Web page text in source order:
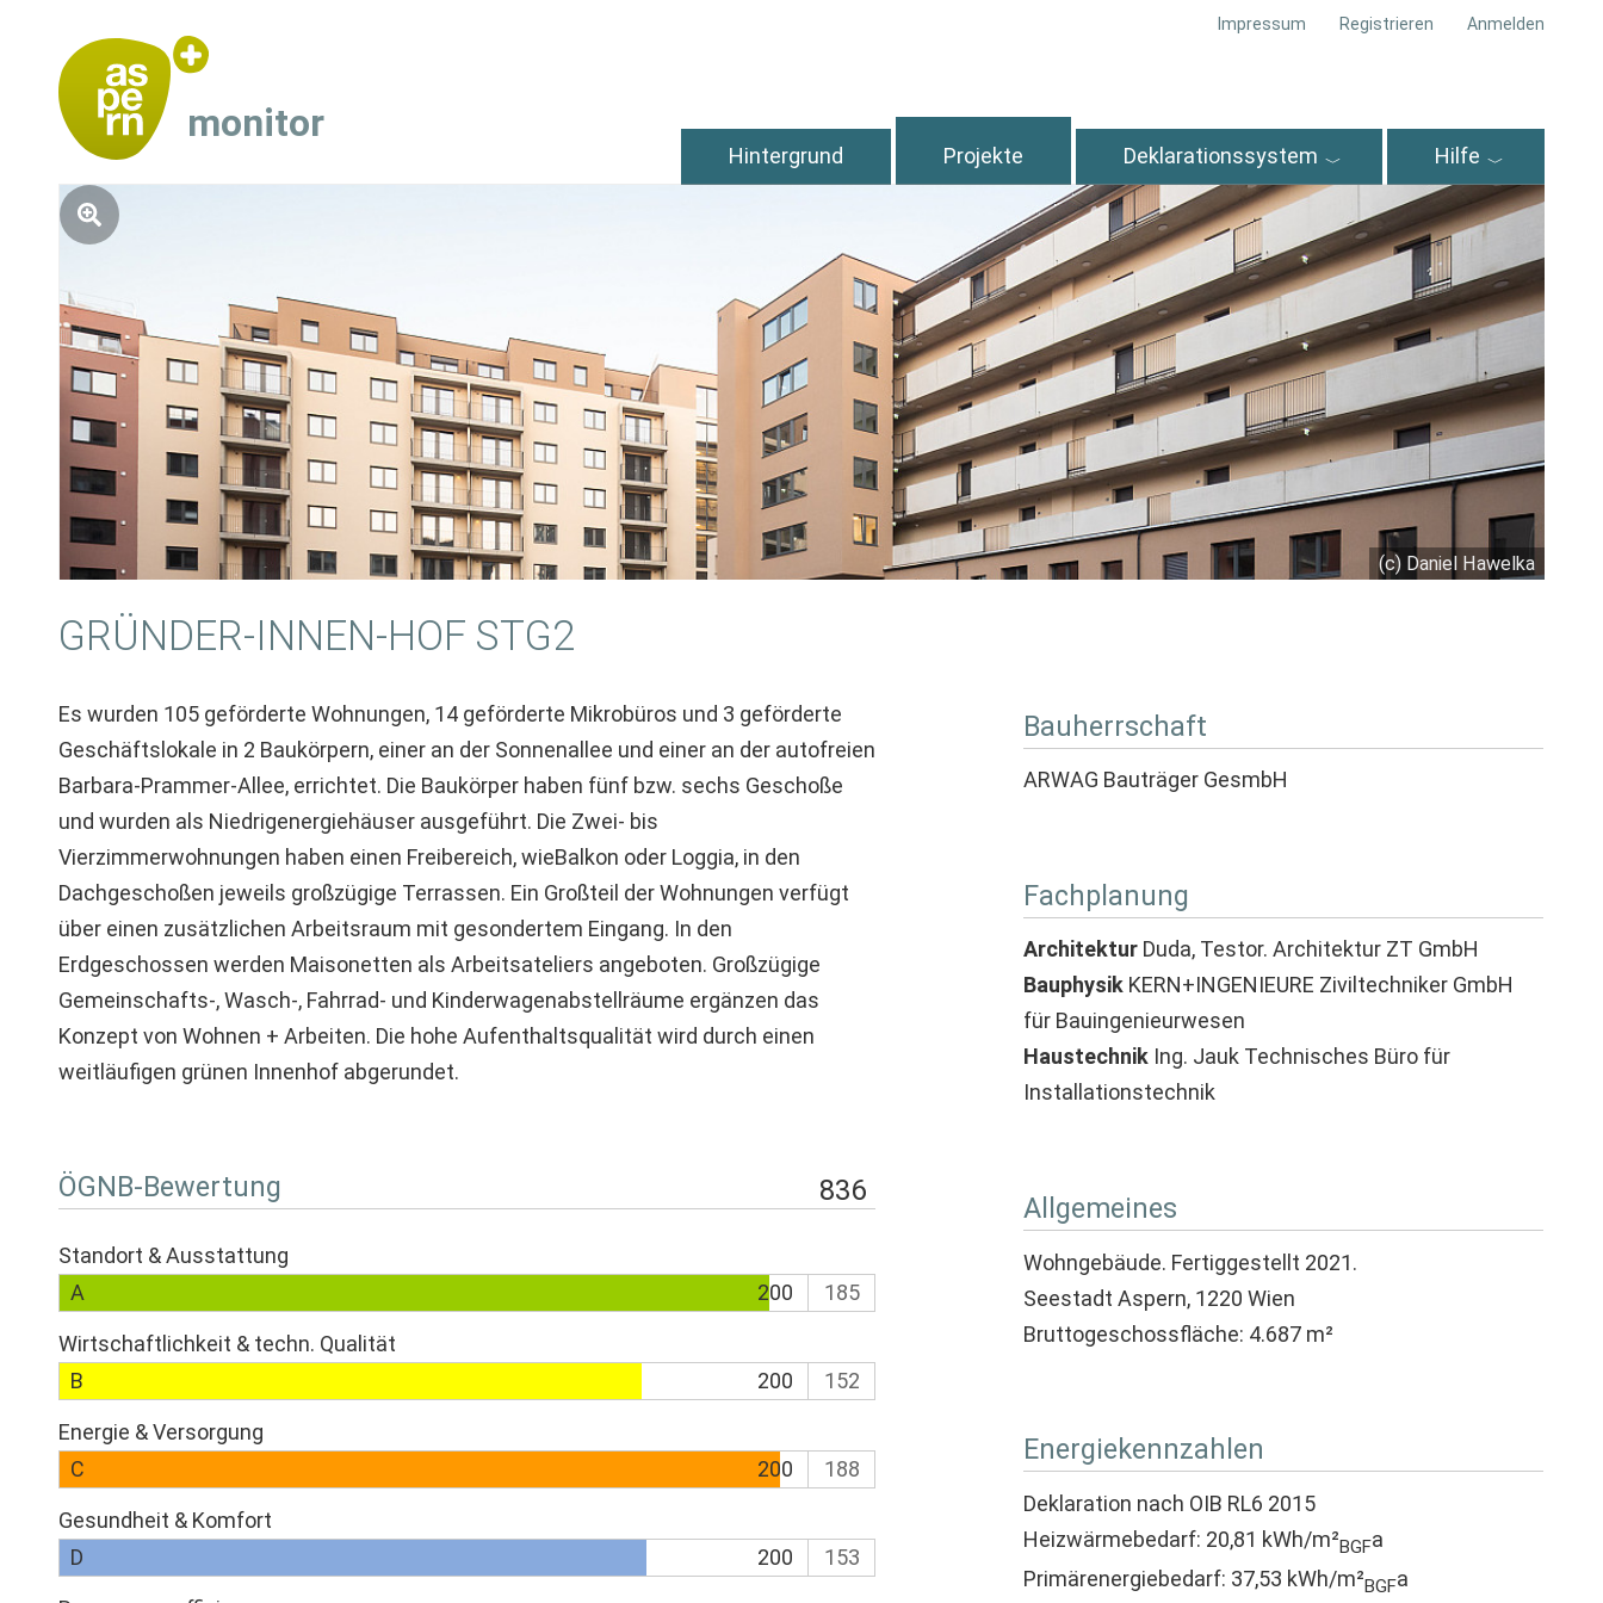
monitor
(c) Daniel Hawelka
GRÜNDER-INNEN-HOF STG2
Es wurden 105 geförderte Wohnungen, 14 geförderte Mikrobüros und 3 geförderte
Geschäftslokale in 2 Baukörpern, einer an der Sonnenallee und einer an der autofreien
Barbara-Prammer-Allee, errichtet. Die Baukörper haben fünf bzw. sechs Geschoße
und wurden als Niedrigenergiehäuser ausgeführt. Die Zwei- bis
Vierzimmerwohnungen haben einen Freibereich, wieBalkon oder Loggia, in den
Dachgeschoßen jeweils großzügige Terrassen. Ein Großteil der Wohnungen verfügt
über einen zusätzlichen Arbeitsraum mit gesondertem Eingang. In den
Erdgeschossen werden Maisonetten als Arbeitsateliers angeboten. Großzügige
Gemeinschafts-, Wasch-, Fahrrad- und Kinderwagenabstellräume ergänzen das
Konzept von Wohnen + Arbeiten. Die hohe Aufenthaltsqualität wird durch einen
weitläufigen grünen Innenhof abgerundet.
ÖGNB-Bewertung 836
Standort & Ausstattung
A
200 185
Wirtschaftlichkeit & techn. Qualität
B
200 152
Energie & Versorgung
C
200 188
Gesundheit & Komfort
D
200 153
Bauherrschaft
ARWAG Bauträger GesmbH
Fachplanung
ArchitekturDuda, Testor. Architektur ZT GmbH
BauphysikKERN+INGENIEURE Ziviltechniker GmbH
für Bauingenieurwesen
HaustechnikIng. Jauk Technisches Büro für
Installationstechnik
Allgemeines
Wohngebäude. Fertiggestellt 2021.
Seestadt Aspern, 1220 Wien
Bruttogeschossfläche: 4.687 m²
Energiekennzahlen
Deklaration nach OIB RL6 2015
Heizwärmebedarf: 20,81 kWh/m²BGFa
Primärenergiebedarf: 37,53 kWh/m²BGFa
Hintergrund Projekte Deklarationssystem Hilfe
Impressum Registrieren Anmelden